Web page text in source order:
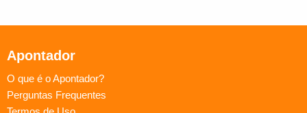
Apontador
O que é o Apontador?
Perguntas Frequentes